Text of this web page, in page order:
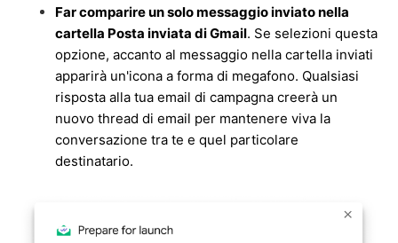
Far comparire un solo messaggio inviato nella
cartella Posta inviata di Gmail. Se selezioni questa
opzione, accanto al messaggio nella cartella inviati
apparirà un'icona a forma di megafono. Qualsiasi
risposta alla tua email di campagna creerà un
nuovo thread di email per mantenere viva la
conversazione tra te e quel particolare
destinatario.